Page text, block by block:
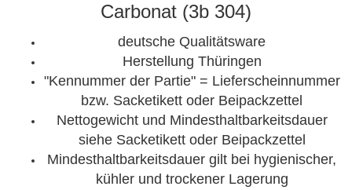
Carbonat (3b 304)
deutsche Qualitätsware
Herstellung Thüringen
"Kennummer der Partie" = Lieferscheinnummer
bzw. Sacketikett oder Beipackzettel
Nettogewicht und Mindesthaltbarkeitsdauer
siehe Sacketikett oder Beipackzettel
Mindesthaltbarkeitsdauer gilt bei hygienischer,
kühler und trockener Lagerung